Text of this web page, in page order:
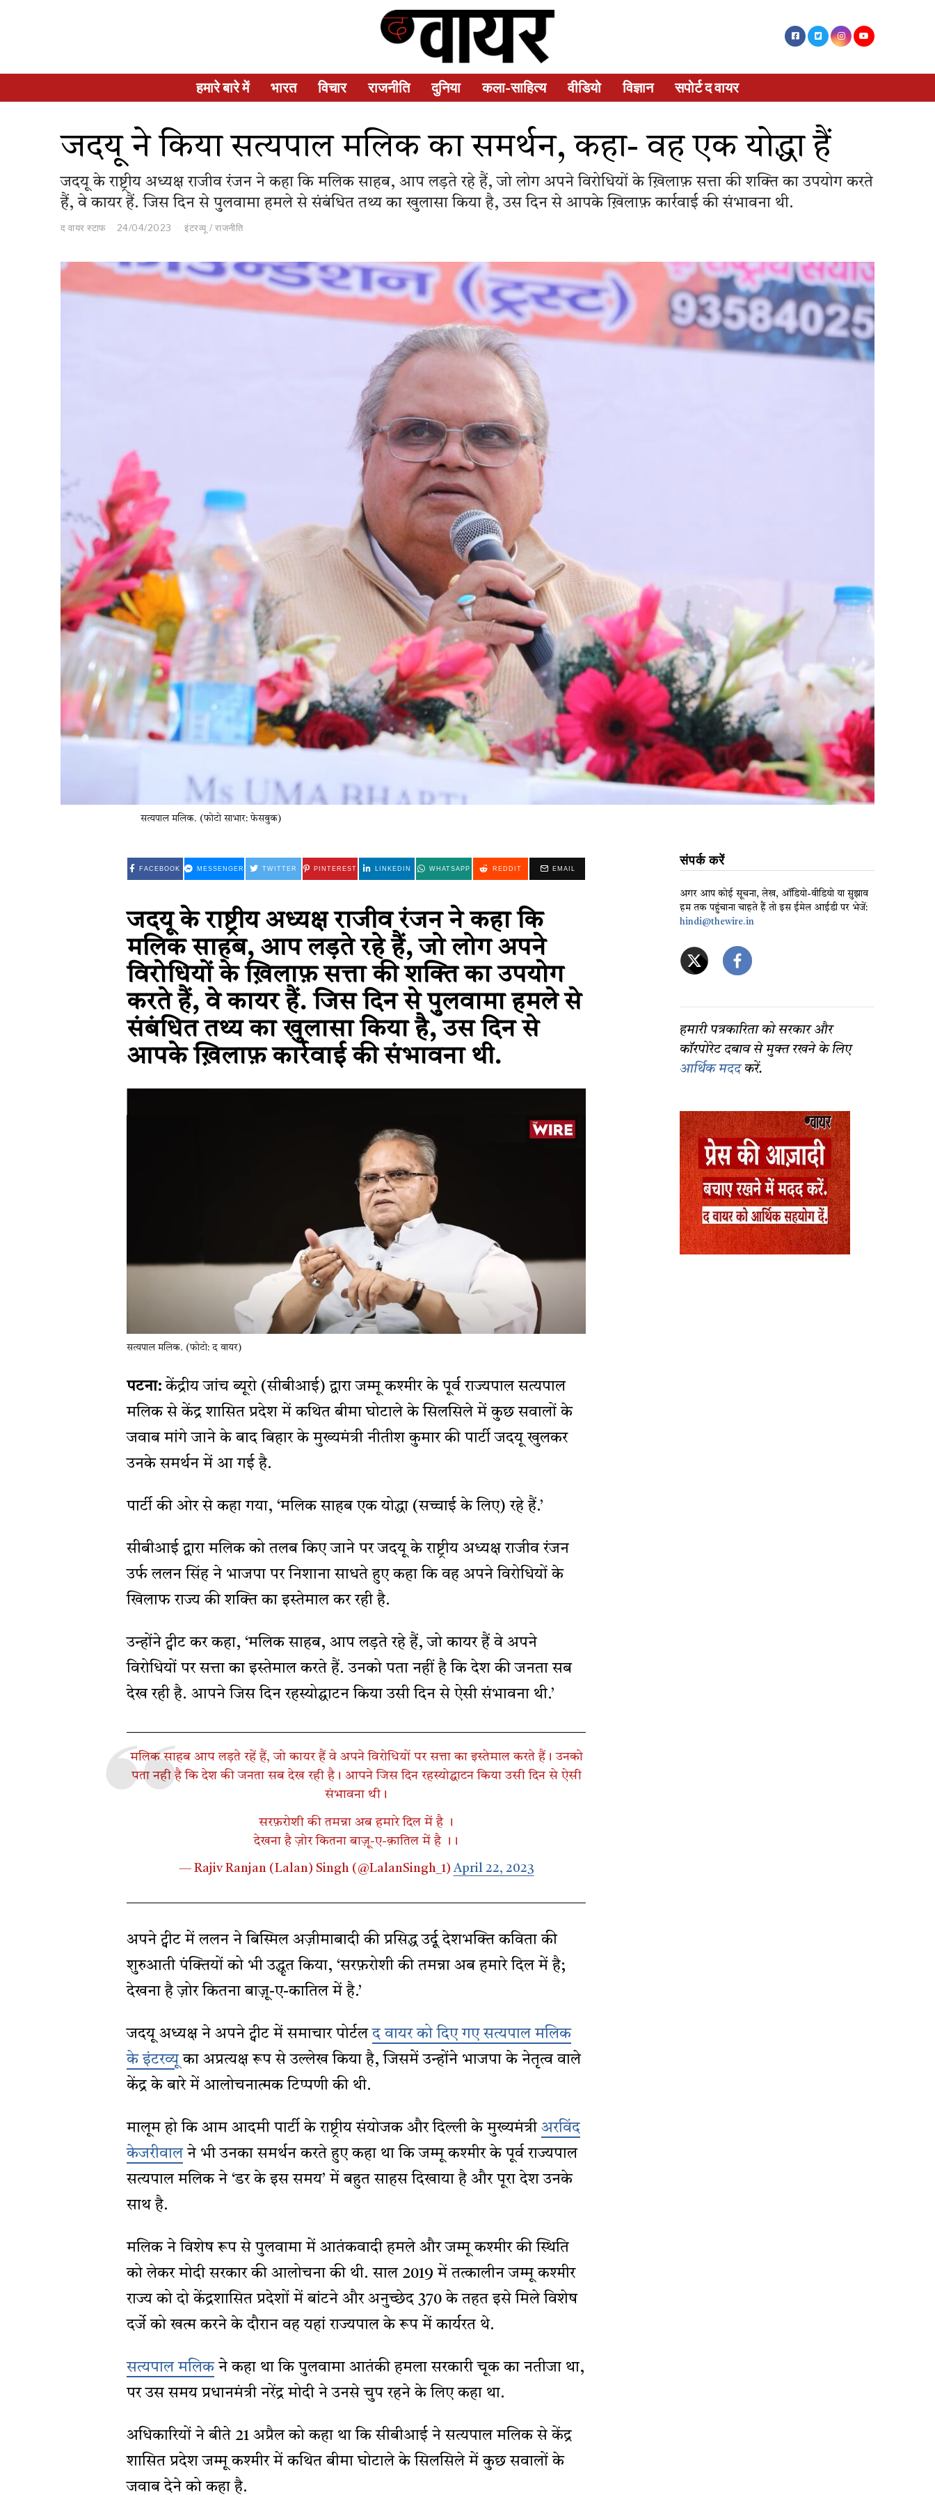
हमारे बारे में भारत विचार राजनीति दुनिया कला-साहित्य वीडियो विज्ञान सपोर्ट द वायर
जदयू ने किया सत्यपाल मलिक का समर्थन, कहा- वह एक योद्धा हैं
जदयू के राष्ट्रीय अध्यक्ष राजीव रंजन ने कहा कि मलिक साहब, आप लड़ते रहे हैं, जो लोग अपने विरोधियों के ख़िलाफ़ सत्ता की शक्ति का उपयोग करते
हैं, वे कायर हैं. जिस दिन से पुलवामा हमले से संबंधित तथ्य का खुलासा किया है, उस दिन से आपके ख़िलाफ़ कार्रवाई की संभावना थी.
द वायर स्टाफ 24/04/2023 इंटरव्यू / राजनीति
सत्यपाल मलिक. (फोटो साभार: फेसबुक)
FACEBOOK MESSENGER TWITTER PINTEREST LINKEDIN WHATSAPP REDDIT EMAIL
जदयू के राष्ट्रीय अध्यक्ष राजीव रंजन ने कहा कि
मलिक साहब, आप लड़ते रहे हैं, जो लोग अपने
विरोधियों के ख़िलाफ़ सत्ता की शक्ति का उपयोग
करते हैं, वे कायर हैं. जिस दिन से पुलवामा हमले से
संबंधित तथ्य का खुलासा किया है, उस दिन से
आपके ख़िलाफ़ कार्रवाई की संभावना थी.
सत्यपाल मलिक. (फोटो: द वायर)
पटना: केंद्रीय जांच ब्यूरो (सीबीआई) द्वारा जम्मू कश्मीर के पूर्व राज्यपाल सत्यपाल
मलिक से केंद्र शासित प्रदेश में कथित बीमा घोटाले के सिलसिले में कुछ सवालों के
जवाब मांगे जाने के बाद बिहार के मुख्यमंत्री नीतीश कुमार की पार्टी जदयू खुलकर
उनके समर्थन में आ गई है.
पार्टी की ओर से कहा गया, ‘मलिक साहब एक योद्धा (सच्चाई के लिए) रहे हैं.’
सीबीआई द्वारा मलिक को तलब किए जाने पर जदयू के राष्ट्रीय अध्यक्ष राजीव रंजन
उर्फ ललन सिंह ने भाजपा पर निशाना साधते हुए कहा कि वह अपने विरोधियों के
खिलाफ राज्य की शक्ति का इस्तेमाल कर रही है.
उन्होंने ट्वीट कर कहा, ‘मलिक साहब, आप लड़ते रहे हैं, जो कायर हैं वे अपने
विरोधियों पर सत्ता का इस्तेमाल करते हैं. उनको पता नहीं है कि देश की जनता सब
देख रही है. आपने जिस दिन रहस्योद्घाटन किया उसी दिन से ऐसी संभावना थी.’
मलिक साहब आप लड़ते रहें हैं, जो कायर हैं वे अपने विरोधियों पर सत्ता का इस्तेमाल करते हैं। उनको
पता नही है कि देश की जनता सब देख रही है। आपने जिस दिन रहस्योद्घाटन किया उसी दिन से ऐसी
संभावना थी।
सरफ़रोशी की तमन्ना अब हमारे दिल में है ।
देखना है ज़ोर कितना बाज़ू-ए-क़ातिल में है ।।
— Rajiv Ranjan (Lalan) Singh (@LalanSingh_1)April 22, 2023
अपने ट्वीट में ललन ने बिस्मिल अज़ीमाबादी की प्रसिद्ध उर्दू देशभक्ति कविता की
शुरुआती पंक्तियों को भी उद्धृत किया, ‘सरफ़रोशी की तमन्ना अब हमारे दिल में है;
देखना है ज़ोर कितना बाज़ू-ए-कातिल में है.’
जदयू अध्यक्ष ने अपने ट्वीट में समाचार पोर्टलद वायर को दिए गए सत्यपाल मलिक
के इंटरव्यूका अप्रत्यक्ष रूप से उल्लेख किया है, जिसमें उन्होंने भाजपा के नेतृत्व वाले
केंद्र के बारे में आलोचनात्मक टिप्पणी की थी.
मालूम हो कि आम आदमी पार्टी के राष्ट्रीय संयोजक और दिल्ली के मुख्यमंत्री अरविंद
केजरीवालने भी उनका समर्थन करते हुए कहा था कि जम्मू कश्मीर के पूर्व राज्यपाल
सत्यपाल मलिक ने ‘डर के इस समय’ में बहुत साहस दिखाया है और पूरा देश उनके
साथ है.
मलिक ने विशेष रूप से पुलवामा में आतंकवादी हमले और जम्मू कश्मीर की स्थिति
को लेकर मोदी सरकार की आलोचना की थी. साल 2019 में तत्कालीन जम्मू कश्मीर
राज्य को दो केंद्रशासित प्रदेशों में बांटने और अनुच्छेद 370 के तहत इसे मिले विशेष
दर्जे को खत्म करने के दौरान वह यहां राज्यपाल के रूप में कार्यरत थे.
सत्यपाल मलिकने कहा था कि पुलवामा आतंकी हमला सरकारी चूक का नतीजा था,
पर उस समय प्रधानमंत्री नरेंद्र मोदी ने उनसे चुप रहने के लिए कहा था.
अधिकारियों ने बीते 21 अप्रैल को कहा था कि सीबीआई ने सत्यपाल मलिक से केंद्र
शासित प्रदेश जम्मू कश्मीर में कथित बीमा घोटाले के सिलसिले में कुछ सवालों के
जवाब देने को कहा है.
संपर्क करें
अगर आप कोई सूचना, लेख, ऑडियो-वीडियो या सुझाव
हम तक पहुंचाना चाहते हैं तो इस ईमेल आईडी पर भेजें:
hindi@thewire.in
हमारी पत्रकारिता को सरकार और
कॉरपोरेट दबाव से मुक्त रखने के लिए
आर्थिक मददकरें.